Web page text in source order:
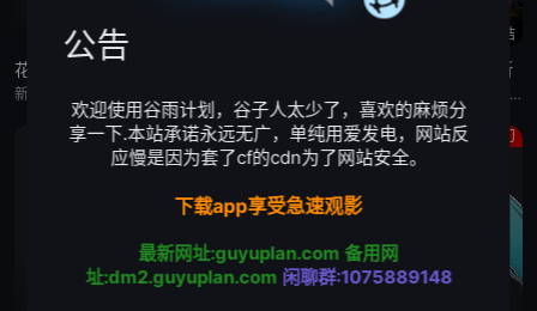
更新至4集 已完结
人造人009 涅墨西斯
梶裕贵,皆川纯子,宫野真守,早见沙织,杉田智和,安元洋贵,鹿糠光明,利根健太朗,林勇,山路和弘,中村悠一,日高里菜,细谷佳正,神谷浩史,井上喜久子,稻田彻,若山诗音,内田真礼,佐仓绫音,奈良彻,下野纮
原创 原创 奇幻
公告
欢迎使用谷雨计划，谷子人太少了，喜欢的麻烦分
享一下.本站承诺永远无广，单纯用爱发电，网站反
应慢是因为套了cf的cdn为了网站安全。
下载app享受急速观影
最新网址:guyuplan.com 备用网
址:dm2.guyuplan.com 闲聊群:1075889148